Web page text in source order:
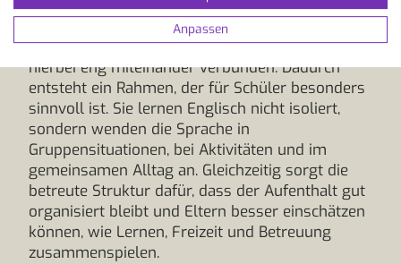
nicht nur der Kurs selbst, sondern das gesamte
Umfeld: Betreuung, Unterkunft, Mahlzeiten,
Freizeitprogramm und Tagesstruktur sind
hierbei eng miteinander verbunden. Dadurch
entsteht ein Rahmen, der für Schüler besonders
sinnvoll ist. Sie lernen Englisch nicht isoliert,
sondern wenden die Sprache in
Gruppensituationen, bei Aktivitäten und im
gemeinsamen Alltag an. Gleichzeitig sorgt die
betreute Struktur dafür, dass der Aufenthalt gut
organisiert bleibt und Eltern besser einschätzen
können, wie Lernen, Freizeit und Betreuung
zusammenspielen.
Anpassen